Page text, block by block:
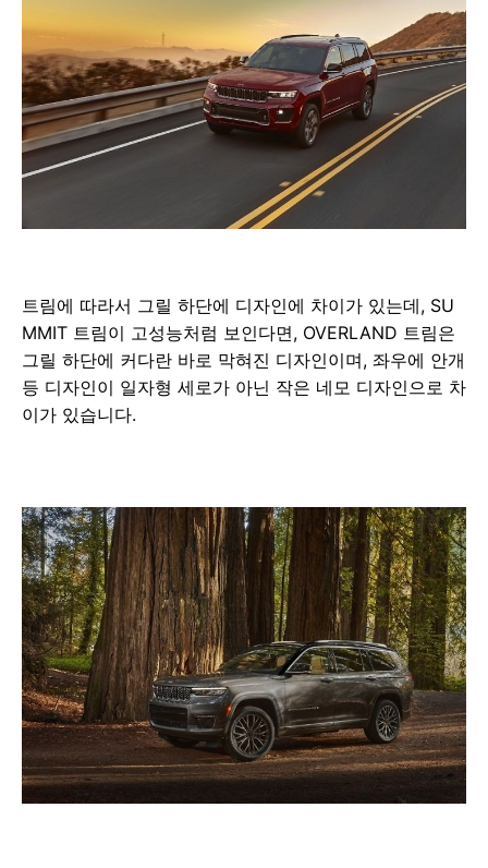
트림에 따라서 그릴 하단에 디자인에 차이가 있는데, SU
MMIT 트림이 고성능처럼 보인다면, OVERLAND 트림은
그릴 하단에 커다란 바로 막혀진 디자인이며, 좌우에 안개
등 디자인이 일자형 세로가 아닌 작은 네모 디자인으로 차
이가 있습니다.